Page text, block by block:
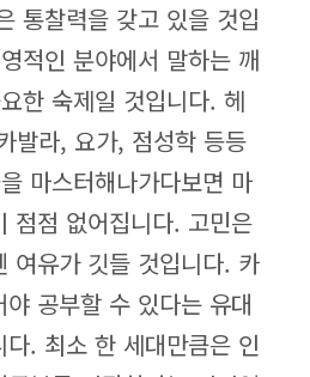
통찰력을 갖고 있을 것입
적인 분야에서 말하는 깨
한 숙제일 것입니다. 헤
발라, 요가, 점성학 등등
마스터해나가다보면 마
점점 없어집니다. 고민은
여유가 깃들 것입니다. 카
공부할 수 있다는 유대
. 최소 한 세대만큼은 인